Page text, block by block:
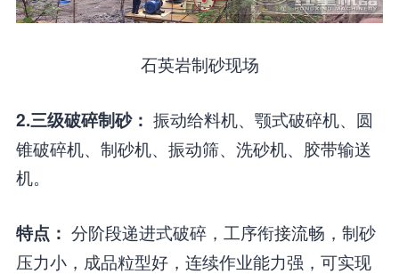
石英岩制砂现场
2.三级破碎制砂： 振动给料机、颚式破碎机、圆
锥破碎机、制砂机、振动筛、洗砂机、胶带输送
机。
特点： 分阶段递进式破碎，工序衔接流畅，制砂
压力小，成品粒型好，连续作业能力强，可实现